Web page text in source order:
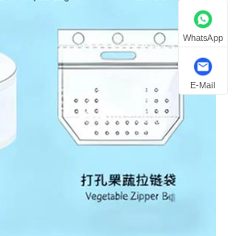
WhatsApp
E-Mail